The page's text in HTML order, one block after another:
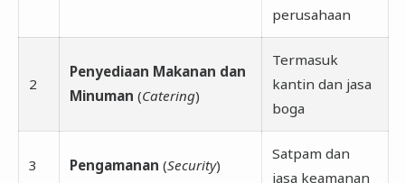
perusahaan
2
Penyediaan Makanan dan
Minuman (Catering)
Termasuk
kantin dan jasa
boga
3 Pengamanan (Security)
Satpam dan
jasa keamanan